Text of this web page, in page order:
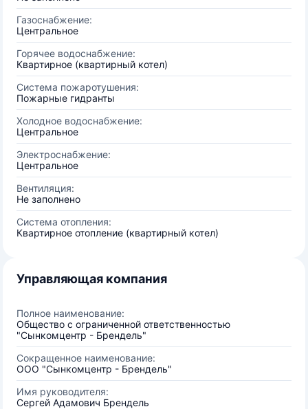
Газоснабжение:
Центральное
Горячее водоснабжение:
Квартирное (квартирный котел)
Система пожаротушения:
Пожарные гидранты
Холодное водоснабжение:
Центральное
Электроснабжение:
Центральное
Вентиляция:
Не заполнено
Система отопления:
Квартирное отопление (квартирный котел)
Управляющая компания
Полное наименование:
Общество с ограниченной ответственностью
"Сынкомцентр - Брендель"
Сокращенное наименование:
ООО "Сынкомцентр - Брендель"
Имя руководителя:
Сергей Адамович Брендель